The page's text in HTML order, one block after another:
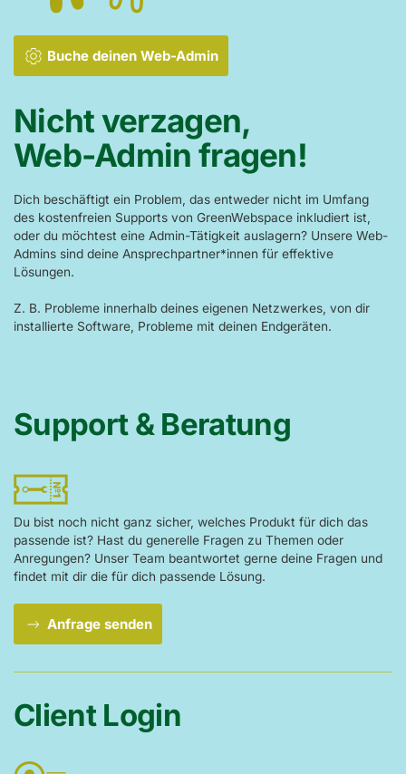
Buche deinen Web-Admin
Nicht verzagen,
Web-Admin fragen!
Dich beschäftigt ein Problem, das entweder nicht im Umfang
des kostenfreien Supports von GreenWebspace inkludiert ist,
oder du möchtest eine Admin-Tätigkeit auslagern? Unsere Web-
Admins sind deine Ansprechpartner*innen für effektive
Lösungen.
Z. B. Probleme innerhalb deines eigenen Netzwerkes, von dir
installierte Software, Probleme mit deinen Endgeräten.
Support & Beratung
Du bist noch nicht ganz sicher, welches Produkt für dich das
passende ist? Hast du generelle Fragen zu Themen oder
Anregungen? Unser Team beantwortet gerne deine Fragen und
findet mit dir die für dich passende Lösung.
Anfrage senden
Client Login